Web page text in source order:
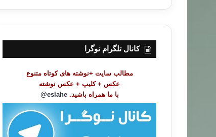
ت
ض
کانال تلگرام نوگرا
مطالب سایت +نوشته های کوتاه متنوع
عکس + کلیپ + عکس نوشته
با ما همراه باشید. eslahe@